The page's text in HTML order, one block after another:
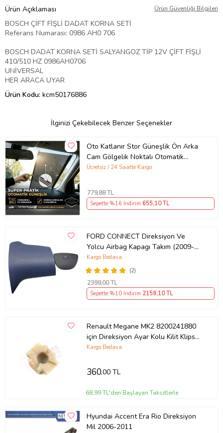
Ürün Açıklaması Ürün Güvenliği Bilgileri
BOSCH ÇİFT FİŞLİ DADAT KORNA SETİ
Referans Numarası: 0986 AH0 706
BOSCH DADAT KORNA SETİ SALYANGOZ TİP 12V ÇİFT FİŞLİ
410/510 HZ 0986AH0706
UNİVERSAL
HER ARACA UYAR
Ürün Kodu: kcm50176886
İlginizi Çekebilecek Benzer Seçenekler
Oto Katlanır Stor Güneşlik Ön Arka
Cam Gölgelik Noktalı Otomatik
Sürgülü Güneş Koruyucu Araba Suv
Ücretsiz / 24 Saatte Kargo
779,88 TL
Sepette %16 İndirim 655,10 TL
FORD CONNECT Direksiyon Ve
Yolcu Airbag Kapagı Takım (2009-
2014) İthal Üretim
(2)
Kargo Bedava
2399,00 TL
Sepette %10 İndirim 2159,10 TL
Renault Megane MK2 8200241880
için Direksiyon Ayar Kolu Kilit Klips
Plastiği
Kargo Bedava
360,00 TL
68,99 TL'den Başlayan Taksitlerle
Hyundai Accent Era Rio Direksiyon
Mil 2006-2011